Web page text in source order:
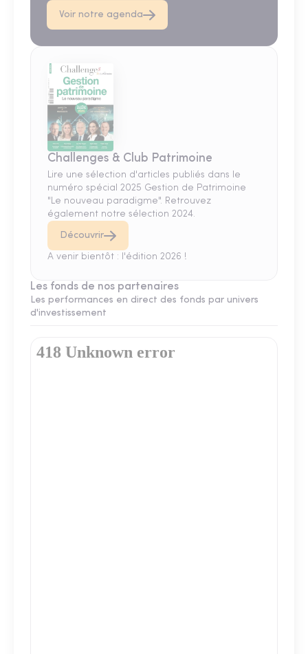
Voir notre agenda
Challenges & Club Patrimoine
Lire une sélection d'articles publiés dans le
numéro spécial 2025 Gestion de Patrimoine
"Le nouveau paradigme". Retrouvez
également notre sélection 2024.
Découvrir
A venir bientôt : l'édition 2026 !
Les fonds de nos partenaires
Les performances en direct des fonds par univers
d'investissement